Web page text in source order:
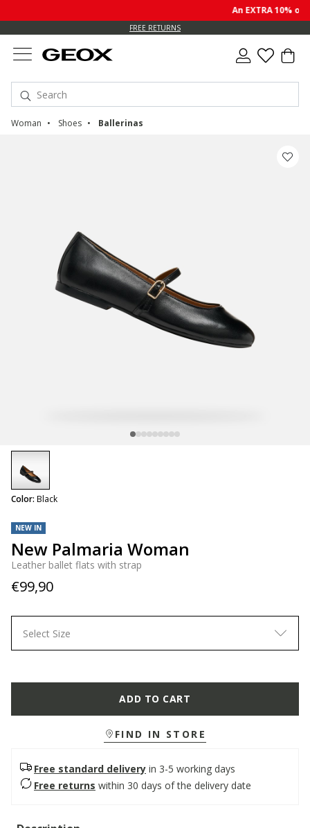
An EXTRA 10%
FREE RETURNS
Woman Shoes Ballerinas
NEW IN
New Palmaria Woman
Leather ballet flats with strap
€99,90
Color: Black
selected
Select Size
ADD TO CART
FIND IN STORE
Free standard delivery in 3-5 working days
Free returns within 30 days of the delivery date